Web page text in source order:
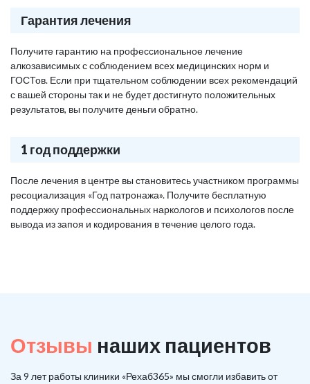
Гарантия лечения
Получите гарантию на профессиональное лечение
алкозависимых с соблюдением всех медицинских норм и
ГОСТов. Если при тщательном соблюдении всех рекомендаций
с вашей стороны так и не будет достигнуто положительных
результатов, вы получите деньги обратно.
1 год поддержки
После лечения в центре вы становитесь участником программы
ресоциализация «Год патронажа». Получите бесплатную
поддержку профессиональных наркологов и психологов после
вывода из запоя и кодирования в течение целого года.
Отзывы наших пациентов
За 9 лет работы клиники «Рехаб365» мы смогли избавить от